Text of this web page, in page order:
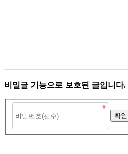
비밀글 기능으로 보호된 글입니다.